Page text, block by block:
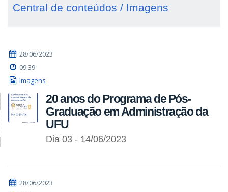
Central de conteúdos / Imagens
28/06/2023
09:39
Imagens
20 anos do Programa de Pós-
Graduação em Administração da
UFU
Dia 03 - 14/06/2023
28/06/2023